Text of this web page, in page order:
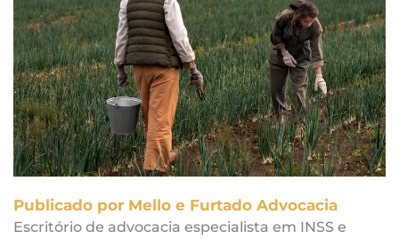
Publicado por Mello e Furtado Advocacia
Escritório de advocacia especialista em INSS e